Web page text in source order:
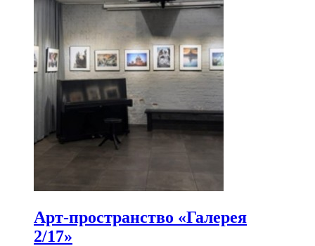
Арт-пространство «Галерея
2/17»